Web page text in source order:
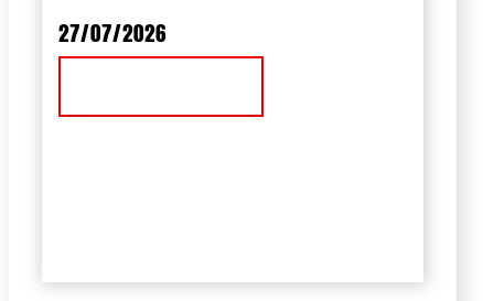
27/07/2026